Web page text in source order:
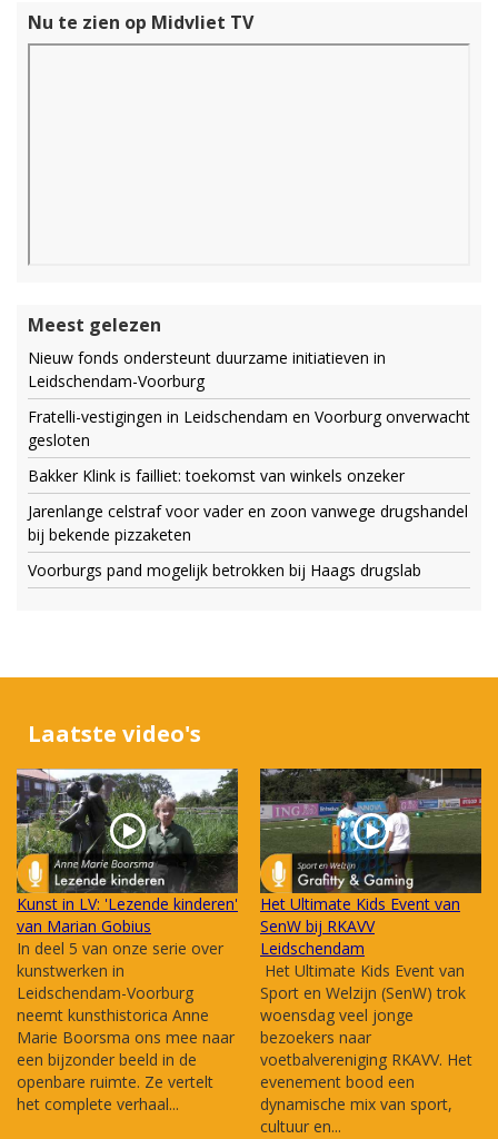
Nu te zien op Midvliet TV
Meest gelezen
Nieuw fonds ondersteunt duurzame initiatieven in
Leidschendam-Voorburg
Fratelli-vestigingen in Leidschendam en Voorburg onverwacht
gesloten
Bakker Klink is failliet: toekomst van winkels onzeker
Jarenlange celstraf voor vader en zoon vanwege drugshandel
bij bekende pizzaketen
Voorburgs pand mogelijk betrokken bij Haags drugslab
Laatste video's
Kunst in LV: 'Lezende kinderen'
van Marian Gobius
In deel 5 van onze serie over
kunstwerken in
Leidschendam-Voorburg
neemt kunsthistorica Anne
Marie Boorsma ons mee naar
een bijzonder beeld in de
openbare ruimte. Ze vertelt
het complete verhaal...
Het Ultimate Kids Event van
SenW bij RKAVV
Leidschendam
Het Ultimate Kids Event van
Sport en Welzijn (SenW) trok
woensdag veel jonge
bezoekers naar
voetbalvereniging RKAVV. Het
evenement bood een
dynamische mix van sport,
cultuur en...